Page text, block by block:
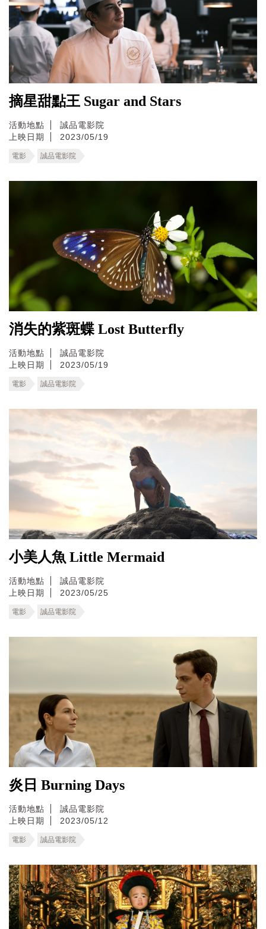
摘星甜點王 Sugar and Stars
活動地點
誠品電影院
上映日期
2023/05/19
電影 誠品電影院
消失的紫斑蝶 Lost Butterfly
活動地點
誠品電影院
上映日期
2023/05/19
電影 誠品電影院
小美人魚 Little Mermaid
活動地點
誠品電影院
上映日期
2023/05/25
電影 誠品電影院
炎日 Burning Days
活動地點
誠品電影院
上映日期
2023/05/12
電影 誠品電影院